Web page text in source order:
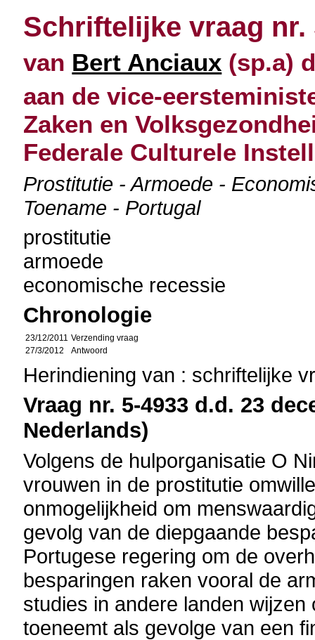
Schriftelijke vraag nr.
van Bert Anciaux (sp.a)
aan de vice-
Zaken en
Federale Culturele
Prostitutie - Armoede -
Toename - Portugal
prostitutie
armoede
economische recessie
Chronologie
23/12/2011 Verzending vraag
27/3/2012
Antwoord
Herindiening van : schriftelijke
Vraag nr. 5-4933 d.d. 23
Nederlands)
Volgens de hulporganisatie O
vrouwen in de prostitutie
onmogelijkheid om
gevolg van de diepgaande
Portugese regering om de
besparingen raken vooral de
studies in andere landen
toeneemt als gevolge van een